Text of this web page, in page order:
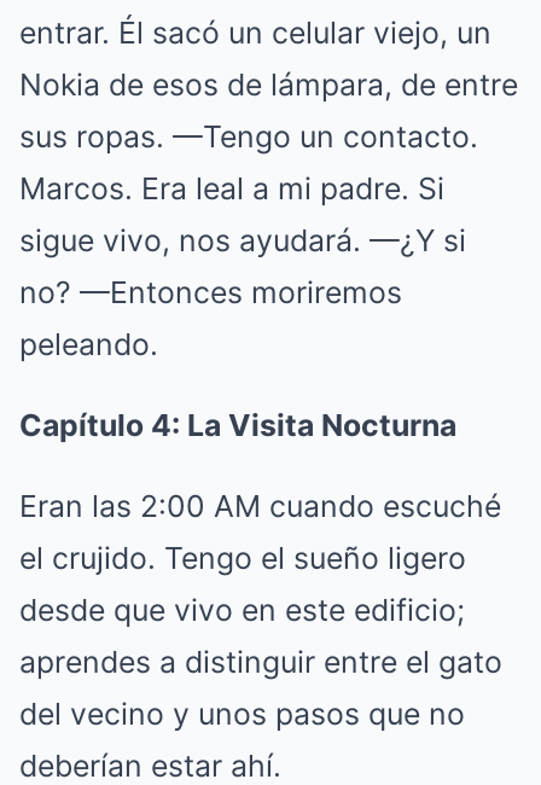
entrar. Él sacó un celular viejo, un
Nokia de esos de lámpara, de entre
sus ropas. —Tengo un contacto.
Marcos. Era leal a mi padre. Si
sigue vivo, nos ayudará. —¿Y si
no? —Entonces moriremos
peleando.
Capítulo 4: La Visita Nocturna
Eran las 2:00 AM cuando escuché
el crujido. Tengo el sueño ligero
desde que vivo en este edificio;
aprendes a distinguir entre el gato
del vecino y unos pasos que no
deberían estar ahí.